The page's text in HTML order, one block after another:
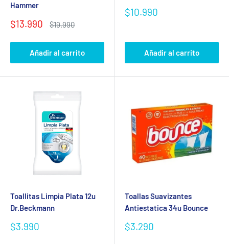
Hammer
Precio
venta
$13.990
Precio
$19.990
Añadir al carrito
Precio
$10.990
Añadir al carrito
Toallitas Limpia Plata 12u
Dr.Beckmann
Precio
$3.990
Toallas Suavizantes
Antiestatica 34u Bounce
Precio
$3.290